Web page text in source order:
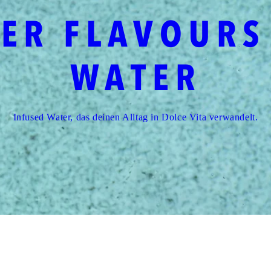
WATER
Infused Water, das deinen Alltag in Dolce Vita verwandelt.